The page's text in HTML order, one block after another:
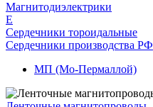
Магнитодиэлектрики
E
Сердечники тороидальные
Сердечники производства РФ
МП (Мо-Пермаллой)